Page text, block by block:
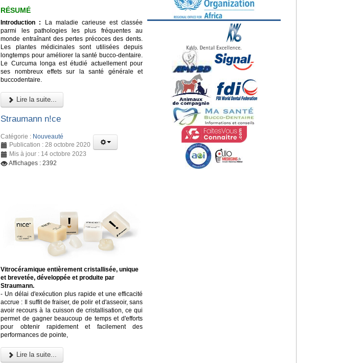
RÉSUMÉ
Introduction :
La maladie carieuse est classée
parmi les pathologies les plus fréquentes au
monde entraînant des pertes précoces des dents.
Les plantes médicinales sont utilisées depuis
longtemps pour améliorer la santé bucco-dentaire.
Le Curcuma longa est étudié actuellement pour
ses nombreux effets sur la santé générale et
buccodentaire.
Lire la suite...
Straumann n!ce
Catégorie : Nouveauté
Publication : 28 octobre 2020
Mis à jour : 14 octobre 2023
Affichages : 2392
Vitrocéramique entièrement cristallisée, unique
et brevetée, développée et produite par
Straumann.
- Un délai d'exécution plus rapide et une efficacité
accrue : Il suffit de fraiser, de polir et d'asseoir, sans
avoir recours à la cuisson de cristallisation, ce qui
permet de gagner beaucoup de temps et d'efforts
pour obtenir rapidement et facilement des
performances de pointe,
Lire la suite...